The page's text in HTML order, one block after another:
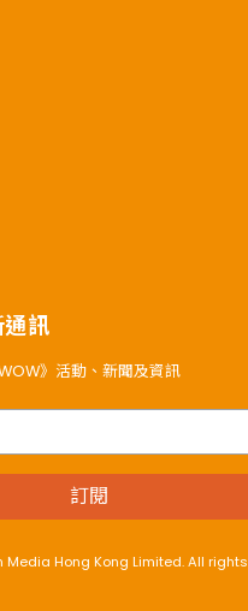
訊
》活動、新聞及資訊
訂閱
Media Hong Kong Limited. All rights